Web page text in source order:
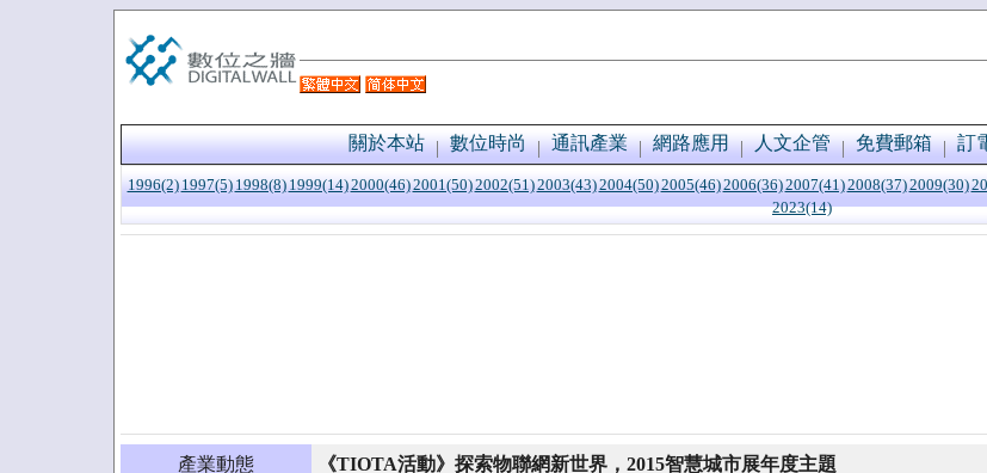
關於本站 數位時尚 通訊產業 網路應用 人文企管 免費郵箱 訂
1996(2) 1997(5) 1998(8) 1999(14)2000(46)2001(50)2002(51)2003(43)2004(50)2005(46)2006(36)2007(41)2008(37)2009(30)
2023(14)
產業動態 《TIOTA活動》探索物聯網新世界，2015智慧城市展年度主題